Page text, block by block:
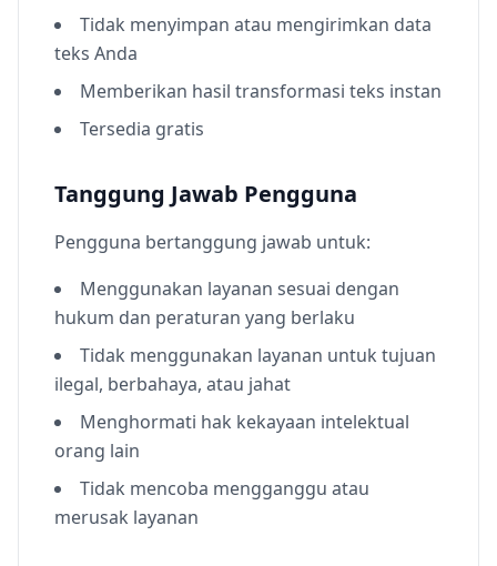
Tidak menyimpan atau mengirimkan data
teks Anda
Memberikan hasil transformasi teks instan
Tersedia gratis
Tanggung Jawab Pengguna
Pengguna bertanggung jawab untuk:
Menggunakan layanan sesuai dengan
hukum dan peraturan yang berlaku
Tidak menggunakan layanan untuk tujuan
ilegal, berbahaya, atau jahat
Menghormati hak kekayaan intelektual
orang lain
Tidak mencoba mengganggu atau
merusak layanan